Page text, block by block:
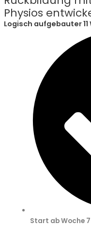
Physios
Logisch aufgebauter
Start ab Woche